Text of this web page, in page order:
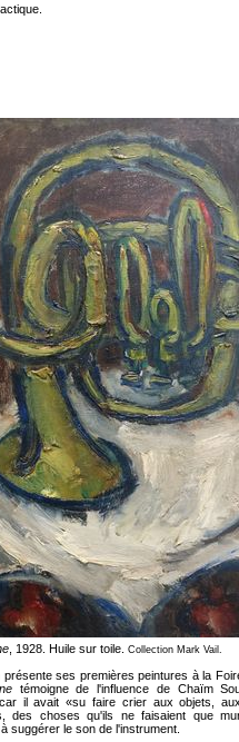
, 1928. Huile sur toile. Collection Mark Vail.
présente ses premières peintures à la
témoigne de l'influence de Chaïm
car il avait «su faire crier aux objets,
des choses qu'ils ne faisaient que
suggérer le son de l'instrument.